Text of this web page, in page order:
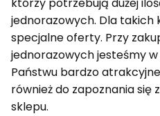
którzy potrzebują dużej
jednorazowych. Dla
specjalne oferty. Przy
jednorazowych jesteśmy
Państwu bardzo
również do zapoznania się
sklepu.